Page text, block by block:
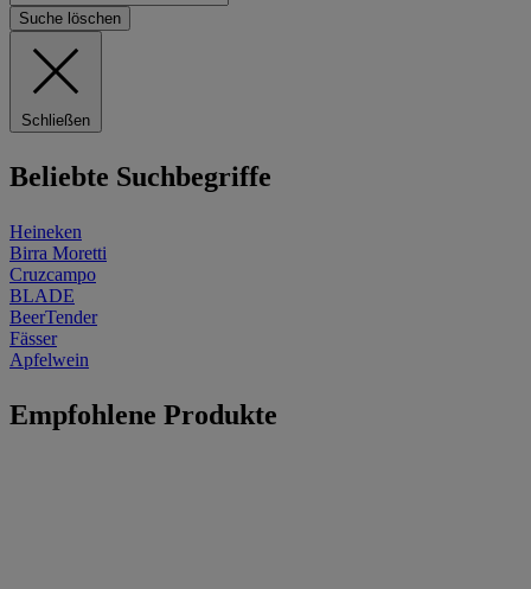
Suche löschen
Schließen
Beliebte Suchbegriffe
Heineken
Birra Moretti
Cruzcampo
BLADE
BeerTender
Fässer
Apfelwein
Empfohlene Produkte